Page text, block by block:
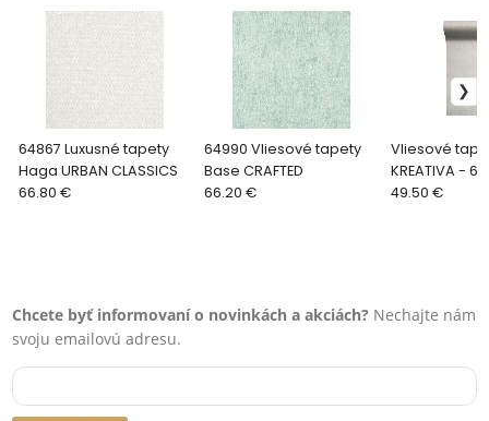
64867 Luxusné tapety
Haga URBAN CLASSICS
66.80 €
64990 Vliesové tapety
Base CRAFTED
66.20 €
Vliesové
KREATIVA -
49.50 €
Chcete byť informovaní o novinkách a akciách? Nechajte nám
svoju emailovú adresu.